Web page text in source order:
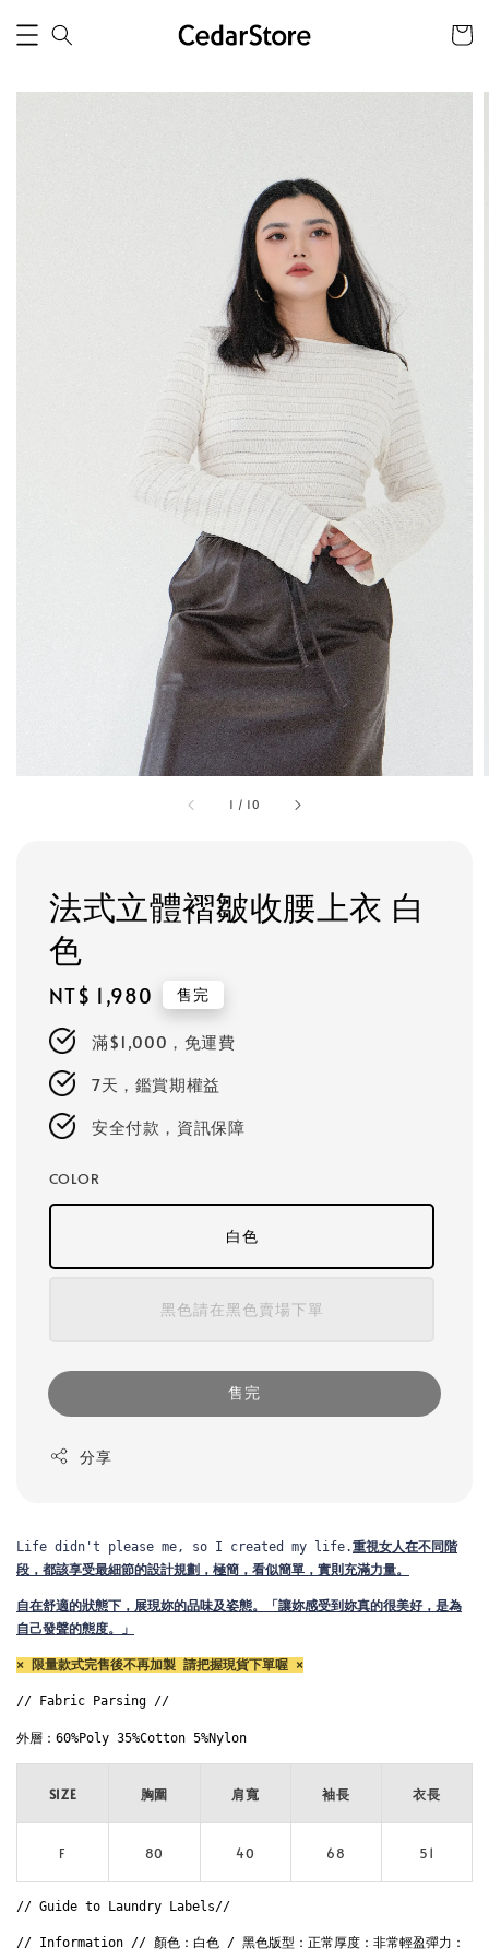
1 / 10
法式立體褶皺收腰上衣 白
色
Regular
price
NT$ 1,980 售完
滿$1,000，免運費
7天，鑑賞期權益
安全付款，資訊保障
COLOR
白色
黑色請在黑色賣場下單
售完
分享
Life didn't please me, so I created my life.重視女人在不同階
段，都該享受最細節的設計規劃， 極簡，看似簡單，實則充滿力量。
自在舒適的狀態下，展現妳的品味及姿態。
「讓妳感受到妳真的很美好，是為
自己發聲的態度。」
× 限量款式完售後不再加製 請把握現貨下單喔 ×
// Fabric Parsing //
外層：60%Poly 35%Cotton 5%Nylon
SIZE 胸圍 肩寬 袖長 衣長
F 80 40 68 51
// Guide to Laundry Labels//
// Information // 顏色：白色 / 黑色版型：正常厚度：非常輕盈彈力：